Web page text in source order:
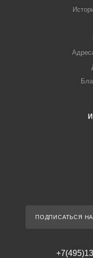
ПОДПИСАТЬСЯ